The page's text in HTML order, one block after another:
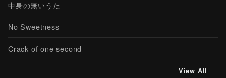
中身の無いうた
No Sweetness
Crack of one second
View All